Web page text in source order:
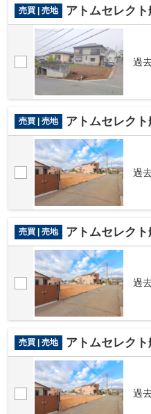
売買 | 売地 アトムセレク
過
売買 | 売地 アトムセレクト
過
売買 | 売地 アトムセレクト
過
売買 | 売地 アトムセレクト
過